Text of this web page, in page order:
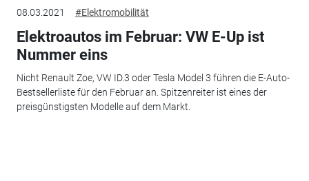
08.03.2021 #Elektromobilität
Elektroautos im Februar: VW E-Up ist
Nummer eins
Nicht Renault Zoe, VW ID.3 oder Tesla Model 3 führen die E-Auto-
Bestsellerliste für den Februar an. Spitzenreiter ist eines der
preisgünstigsten Modelle auf dem Markt.